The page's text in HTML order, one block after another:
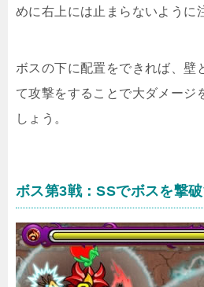
めに右上には止まらないように
ボスの下に配置をできれば、壁
て攻撃をすることで大ダメージ
しょう。
ボス第3戦：SSでボスを撃